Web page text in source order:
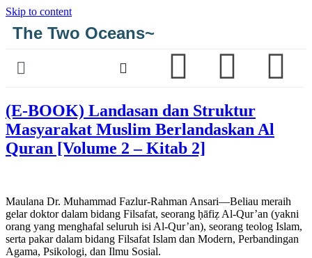
Skip to content
The Two Oceans~
(E-BOOK) Landasan dan Struktur
Masyarakat Muslim Berlandaskan Al
Quran [Volume 2 – Kitab 2]
Maulana Dr. Muhammad Fazlur-Rahman Ansari—Beliau meraih
gelar doktor dalam bidang Filsafat, seorang ḥāfiẓ Al-Qur’an (yakni
orang yang menghafal seluruh isi Al-Qur’an), seorang teolog Islam,
serta pakar dalam bidang Filsafat Islam dan Modern, Perbandingan
Agama, Psikologi, dan Ilmu Sosial.